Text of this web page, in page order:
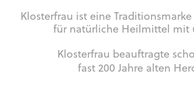
Klosterfrau ist eine
für natürliche Heilmittel mit
Klosterfrau beauftragte
fast 200 Jahre alten